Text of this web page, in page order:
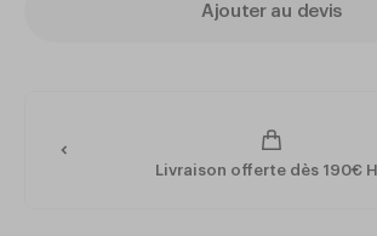
Ajouter au devis
Livraison offerte dès 190€